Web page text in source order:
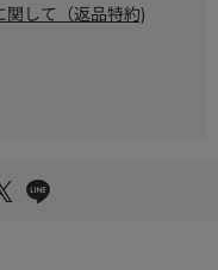
関して（返品特約)